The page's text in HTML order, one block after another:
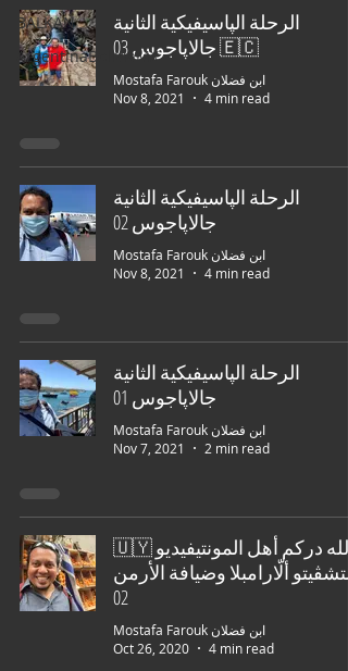
BALKAN
ArgentinaBoliviaMX
الرحلة الپاسيفيكية الثانية
جالاپاجوس 03 🇪🇨
Mostafa Farouk ابن فضلان
Nov 8, 2021
4 min read
الرحلة الپاسيفيكية الثانية
جالاپاجوس 02
Mostafa Farouk ابن فضلان
Nov 8, 2021
4 min read
الرحلة الپاسيفيكية الثانية
جالاپاجوس 01
Mostafa Farouk ابن فضلان
Nov 7, 2021
2 min read
🇺🇾 لله دركم أهل المونتيفيديو
التشڤيتو ألّارامبلا وضيافة الأرمن
02
Mostafa Farouk ابن فضلان
Oct 26, 2020
4 min read